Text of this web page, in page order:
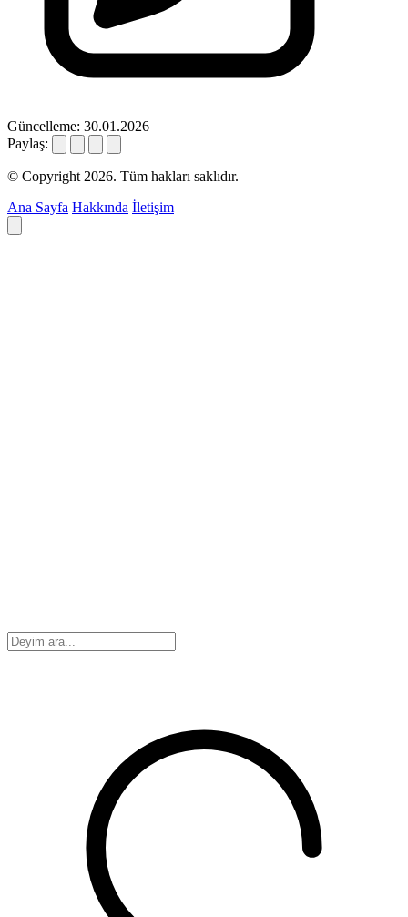
Güncelleme: 30.01.2026
Paylaş:
© Copyright 2026. Tüm hakları saklıdır.
Ana Sayfa Hakkında İletişim